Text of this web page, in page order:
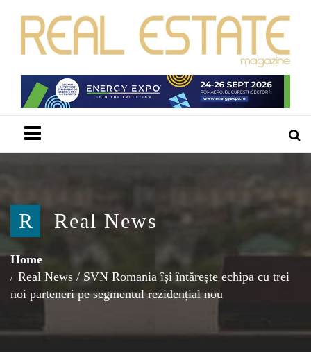
R Real News
Home
Real News / SVN Romania își întărește echipa cu trei
noi parteneri pe segmentul rezidențial nou